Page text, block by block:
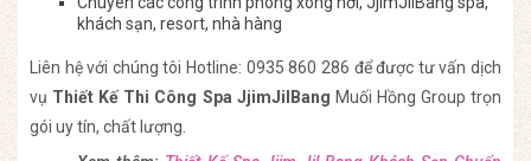
khách sạn, resort, nhà hàng
Liên hệ với chúng tôi Hotline: 0935 860 286 để được tư vấn dịch
vụ Thiết Kế Thi Công Spa JjimJilBang Muối Hồng Group trọn
gói uy tín, chất lượng.